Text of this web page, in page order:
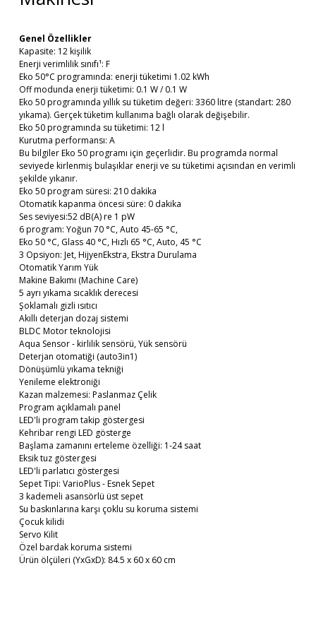
Genel Özellikler
Kapasite: 12 kişilik
Enerji verimlilik sınıfı¹: F
Eko 50°C programında: enerji tüketimi 1.02 kWh
Off modunda enerji tüketimi: 0.1 W / 0.1 W
​Eko 50 programında yıllık su tüketim değeri: 3360 litre (standart: 280
yıkama). Gerçek tüketim kullanıma bağlı olarak değişebilir.
Eko 50 programında su tüketimi: 12 l
Kurutma performansı: A
Bu bilgiler ​Eko 50 programı için geçerlidir. Bu programda normal
seviyede kirlenmiş bulaşıklar enerji ve su tüketimi açısından en verimli
şekilde yıkanır.
Eko 50 program süresi: 210 dakika
Otomatik kapanma öncesi süre: 0 dakika
Ses seviyesi:52 dB(A) re 1 pW
6 program: Yoğun 70 °C, Auto 45-65 °C,
Eko 50 °C, Glass 40 °C, Hızlı 65 °C, Auto, 45 °C
3 Opsiyon: Jet, HijyenEkstra, Ekstra Durulama
Otomatik Yarım Yük
Makine Bakımı (Machine Care)
5 ayrı yıkama sıcaklık derecesi
Şoklamalı gizli ısıtıcı
Akıllı deterjan dozaj sistemi
BLDC Motor teknolojisi
Aqua Sensor - kirlilik sensörü, Yük sensörü
Deterjan otomatiği (auto3in1)
Dönüşümlü yıkama tekniği
Yenileme elektroniği
Kazan malzemesi: Paslanmaz Çelik
Program açıklamalı panel
LED'li program takip göstergesi
Kehribar rengi LED gösterge
Başlama zamanını erteleme özelliği: 1-24 saat
Eksik tuz göstergesi
LED'li parlatıcı göstergesi
Sepet Tipi: VarioPlus - Esnek Sepet
3 kademeli asansörlü üst sepet
Su baskınlarına karşı çoklu su koruma sistemi
Çocuk kilidi
Servo Kilit
Özel bardak koruma sistemi
Ürün ölçüleri (YxGxD): 84.5 x 60 x 60 cm